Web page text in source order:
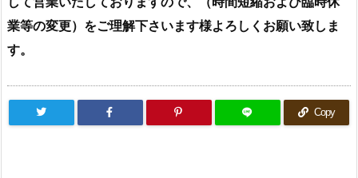
業等の変更）をご理解下さいます様よろしくお願い致しま
す。
Copy